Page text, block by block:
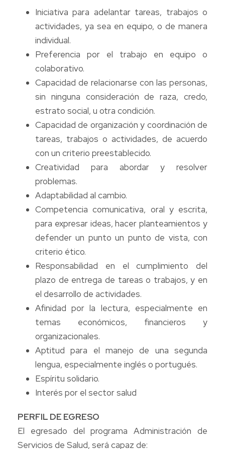
Iniciativa para adelantar tareas, trabajos o
actividades, ya sea en equipo, o de manera
individual.
Preferencia por el trabajo en equipo o
colaborativo.
Capacidad de relacionarse con las personas,
sin ninguna consideración de raza, credo,
estrato social, u otra condición.
Capacidad de organización y coordinación de
tareas, trabajos o actividades, de acuerdo
con un criterio preestablecido.
Creatividad para abordar y resolver
problemas.
Adaptabilidad al cambio.
Competencia comunicativa, oral y escrita,
para expresar ideas, hacer planteamientos y
defender un punto un punto de vista, con
criterio ético.
Responsabilidad en el cumplimiento del
plazo de entrega de tareas o trabajos, y en
el desarrollo de actividades.
Afinidad por la lectura, especialmente en
temas económicos, financieros y
organizacionales.
Aptitud para el manejo de una segunda
lengua, especialmente inglés o portugués.
Espíritu solidario.
Interés por el sector salud
PERFIL DE EGRESO
El egresado del programa Administración de
Servicios de Salud, será capaz de: